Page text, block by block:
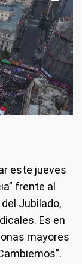
este jueves
frente al
Jubilado,
Es en
mayores